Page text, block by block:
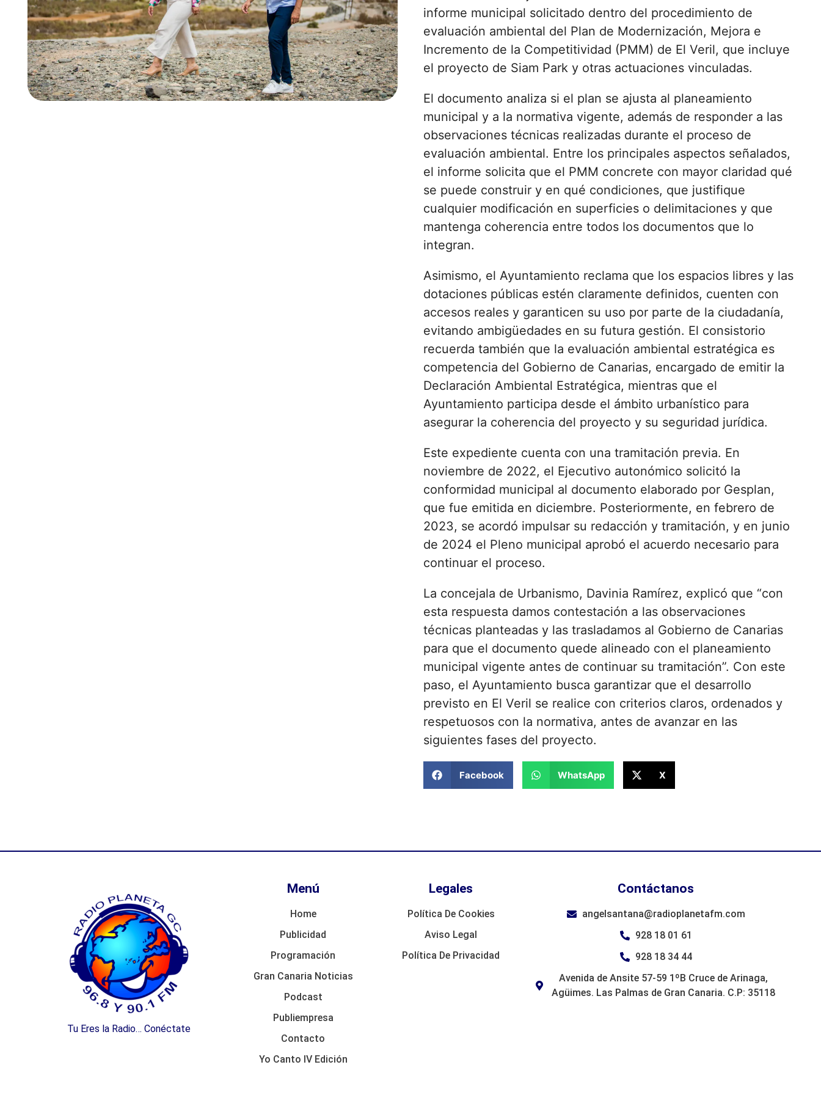
informe municipal solicitado dentro del procedimiento de
evaluación ambiental del Plan de Modernización, Mejora e
Incremento de la Competitividad (PMM) de El Veril, que incluye
el proyecto de Siam Park y otras actuaciones vinculadas.
El documento analiza si el plan se ajusta al planeamiento
municipal y a la normativa vigente, además de responder a las
observaciones técnicas realizadas durante el proceso de
evaluación ambiental. Entre los principales aspectos señalados,
el informe solicita que el PMM concrete con mayor claridad qué
se puede construir y en qué condiciones, que justifique
cualquier modificación en superficies o delimitaciones y que
mantenga coherencia entre todos los documentos que lo
integran.
Asimismo, el Ayuntamiento reclama que los espacios libres y las
dotaciones públicas estén claramente definidos, cuenten con
accesos reales y garanticen su uso por parte de la ciudadanía,
evitando ambigüedades en su futura gestión. El consistorio
recuerda también que la evaluación ambiental estratégica es
competencia del Gobierno de Canarias, encargado de emitir la
Declaración Ambiental Estratégica, mientras que el
Ayuntamiento participa desde el ámbito urbanístico para
asegurar la coherencia del proyecto y su seguridad jurídica.
Este expediente cuenta con una tramitación previa. En
noviembre de 2022, el Ejecutivo autonómico solicitó la
conformidad municipal al documento elaborado por Gesplan,
que fue emitida en diciembre. Posteriormente, en febrero de
2023, se acordó impulsar su redacción y tramitación, y en junio
de 2024 el Pleno municipal aprobó el acuerdo necesario para
continuar el proceso.
La concejala de Urbanismo, Davinia Ramírez, explicó que “con
esta respuesta damos contestación a las observaciones
técnicas planteadas y las trasladamos al Gobierno de Canarias
para que el documento quede alineado con el planeamiento
municipal vigente antes de continuar su tramitación”. Con este
paso, el Ayuntamiento busca garantizar que el desarrollo
previsto en El Veril se realice con criterios claros, ordenados y
respetuosos con la normativa, antes de avanzar en las
siguientes fases del proyecto.
Facebook WhatsApp X
Tu Eres la Radio… Conéctate
Menú
Home
Publicidad
Programación
Gran Canaria Noticias
Podcast
Publiempresa
Contacto
Yo Canto IV Edición
Legales
Política De Cookies
Aviso Legal
Política De Privacidad
Contáctanos
angelsantana@radioplanetafm.com
928 18 01 61
928 18 34 44
Avenida de Ansite 57-59 1ºB Cruce de Arinaga,
Agüimes. Las Palmas de Gran Canaria. C.P: 35118